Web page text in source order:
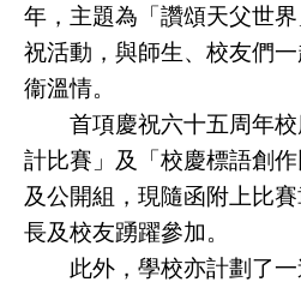
年，主題為「讚頌天父世
祝活動，與師生、校友們
衞溫情。
首項慶祝六十五周年校
計比賽」及「校慶標語創
及公開組，現隨函附上比
長及校友踴躍參加。
此外，學校亦計劃了一